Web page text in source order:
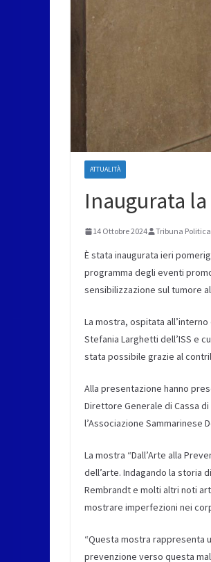
ATTUALITÀ
Inaugurata
14 Ottobre 2024 Tribuna Politica
È stata inaugurata ieri
programma degli eventi
sensibilizzazione sul tumore
La mostra, ospitata
Stefania Larghetti dell’ISS e
stata possibile grazie al
Alla presentazione hanno
Direttore Generale di Cassa
l’Associazione Sammarinese
La mostra “Dall’Arte alla
dell’arte. Indagando la storia
Rembrandt e molti altri noti
mostrare imperfezioni nei
“Questa mostra rappresenta
prevenzione verso questa